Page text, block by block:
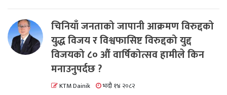
चिनियाँ जनताको जापानी आक्रमण विरुद्दको
युद्ध विजय र विश्वफासिष्ट विरुद्दको युद्द
विजयको ८० औं वार्षिकोत्सव हामीले किन
मनाउनुपर्दछ ?
KTM Dainik भदौ १४ २०८२